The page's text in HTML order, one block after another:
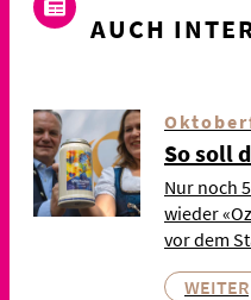
AUCH
So soll
Nur noch
wieder
vor dem
WEITER